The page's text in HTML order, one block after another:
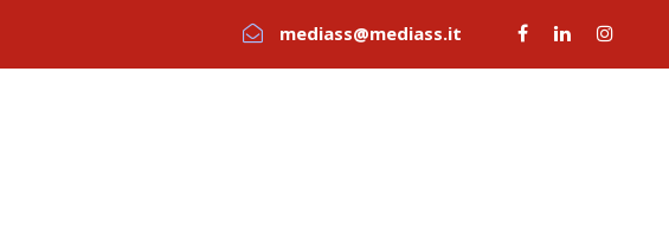
mediass@mediass.it